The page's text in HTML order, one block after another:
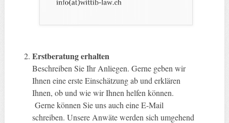
Erstberatung erhalten
Beschreiben Sie Ihr Anliegen. Gerne geben wir
Ihnen eine erste Einschätzung ab und erklären
Ihnen, ob und wie wir Ihnen helfen können.
Gerne können Sie uns auch eine E-Mail
schreiben. Unsere Anwäte werden sich umgehend